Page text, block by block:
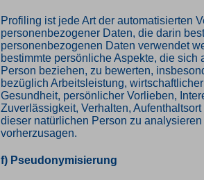
Profiling ist jede Art der automatisierten
personenbezogener Daten, die darin
personenbezogenen Daten verwendet
bestimmte persönliche Aspekte, die sich
Person beziehen, zu bewerten,
bezüglich Arbeitsleistung,
Gesundheit, persönlicher Vorlieben,
Zuverlässigkeit, Verhalten,
dieser natürlichen Person zu analysieren
vorherzusagen.
f) Pseudonymisierung